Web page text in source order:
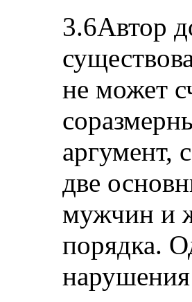
3.6Автор
не может
аргумент,
две
мужчин и
порядка.
нарушения